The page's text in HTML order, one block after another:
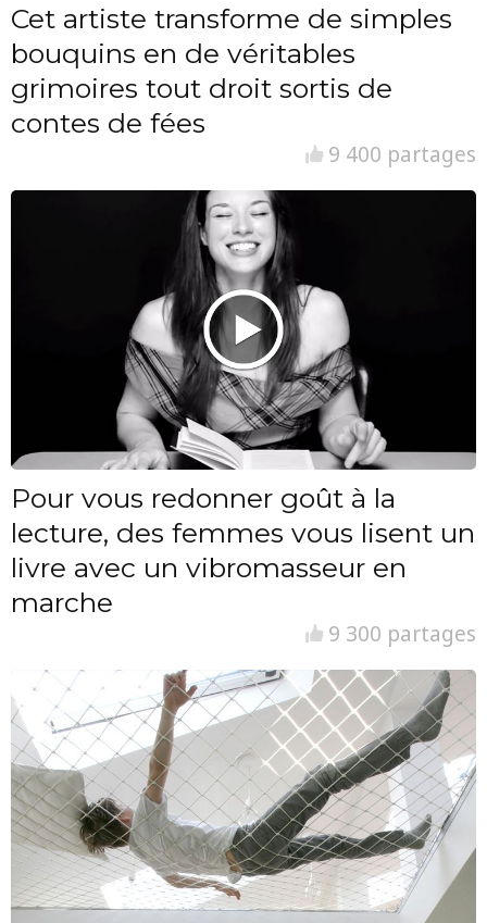
Cet artiste transforme de simples
bouquins en de véritables
grimoires tout droit sortis de
contes de fées
9 400 partages
Pour vous redonner goût à la
lecture, des femmes vous lisent un
livre avec un vibromasseur en
marche
9 300 partages